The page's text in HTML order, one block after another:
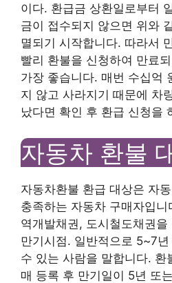
이다. 환급금 상환일로부터
금이 접수되지 않으면 위와
멸되기 시작합니다. 따라서
빨리 환불을 신청하여 만료
가장 좋습니다. 매번 수십억
지 않고 사라지기 때문에 차
났다면 확인 후 환급 신청을
자동차 환불
자동차환불 환급 대상은 자
충족하는 자동차 구매자입
역개발채권, 도시철도채권을
만기시점. 일반적으로 5~7
수 있는 사람을 말합니다. 환
매 등록 후 만기일이 5년 또